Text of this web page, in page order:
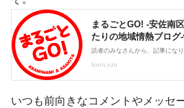
いつも前向きなコメントやメッセ